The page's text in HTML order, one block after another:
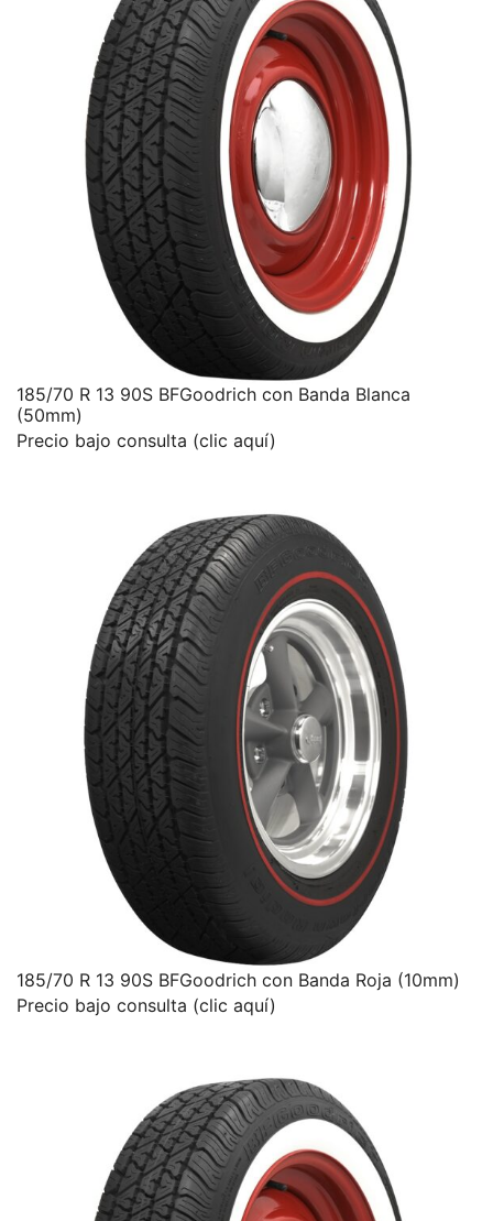
185/70 R 13 90S BFGoodrich con Banda Blanca
(50mm)
Precio bajo consulta (clic aquí)
185/70 R 13 90S BFGoodrich con Banda Roja (10mm)
Precio bajo consulta (clic aquí)